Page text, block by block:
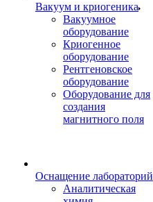
Вакуум и криогеника
Вакуумное
оборудование
Криогенное
оборудование
Рентгеновское
оборудование
Оборудование для
создания
магнитного поля
Оснащение лабораторий
Аналитическая